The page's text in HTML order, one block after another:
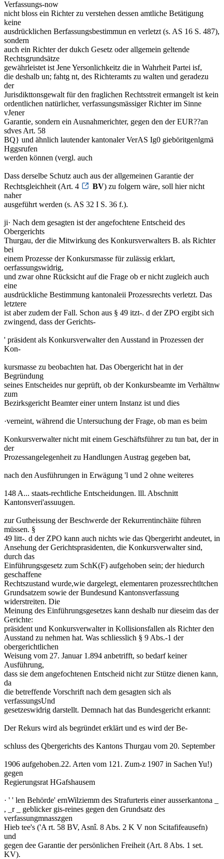
Verfassungs-now
nicht bloss ein Richter zu verstehen dessen amtliche Betätigung
keine
ausdrücklichen Berfassungsbestimmun en verletzt (s. AS 16 S. 487),
sondern
auch ein Richter der dukch Gesetz oder allgemein geltende
Rechtsgrundsätze
gewährleistet ist Jene Yersonlichkeitz die in Wahrheit Partei isf,
die deshalb un; fahtg nt, des Richteramts zu walten und geradezu
der
Jurisdikttonsgewalt für den fraglichen Rechtsstreit ermangelt ist kein
ordentlichen natürlicher, verfassungsmässiger Richter im Sinne
vJener
Garantie, sondern ein Ausnahmerichter, gegen den der EUR??an
sdves Art. 58
BQ} und ähnlich lautender kantonaler VerAS Ig0 gieböritgenlgmä
Hggsrufen
werden können (vergl. auch
Dass derselbe Schutz auch aus der allgemeinen Garantie der
Rechtsgleichheit (Art. 4
BV) zu folgern wäre, soll hier nicht
naher
ausgeführt werden (s. AS 32 I S. 36 f.).
ji· Nach dem gesagten ist der angefochtene Entscheid des
Obergerichts
Thurgau, der die Mitwirkung des Konkursverwalters B. als Richter
bei
einem Prozesse der Konkursmasse für zulässig erklart,
oerfassungswidrig,
und zwar ohne Rücksicht auf die Frage ob er nicht zugleich auch
eine
ausdrückliche Bestimmung kantonaleii Prozessrechts verletzt. Das
letztere
ist aber zudem der Fall. Schon aus § 49 itzt-. d der ZPO ergibt sich
zwingend, dass der Gerichts-
' präsident als Konkursverwalter den Ausstand in Prozessen der
Kon-
kursmasse zu beobachten hat. Das Obergericht hat in der
Begründung
seines Entscheides nur geprüft, ob der Konkursbeamte im Verhältnw
zum
Bezirksgericht Beamter einer untern Instanz ist und dies
·verneint, während die Untersuchung der Frage, ob man es beim
Konkursverwalter nicht mit einem Geschäftsführer zu tun bat, der in
der
Prozessangelegenheit zu Handlungen Austrag gegeben bat,
nach den Ausführungen in Erwägung 'l und 2 ohne weiteres
148 A... staats-rechtliche Entscheidungen. lll. Abschnitt
Kantonsveri'assuugen.
zur Gutheissung der Beschwerde der Rekurrentinchäite führen
müssen. §
49 litt-. d der ZPO kann auch nichts wie das Qbergerirht andeutet, in
Ansehung der Gerichtsprasidenten, die Konkursverwalter sind,
durch das
Einführungsgesetz zum SchK(F) aufgehoben sein; der hiedurch
geschaffene
Rechtszustand wurde,wie dargelegt, elementaren prozessrechtltchen
Grundsatzem sowie der Bundesund Kantonsverfassung
widerstreiten. Die
Meinung des Einführungsgesetzes kann deshalb nur dieseim das der
Gerichte:
präsident und Konkursverwalter in Kollisionsfallen als Richter den
Ausstand zu nehmen hat. Was schliesslich § 9 Abs.-1 der
obergerichtlichen
Weisung vom 27. Januar 1.894 anbetrifft, so bedarf keiner
Ausführung,
dass sie dem angefochtenen Entscheid nicht zur Stütze dienen kann,
da
die betreffende Vorschrift nach dem gesagten sich als
verfassungsUnd
gesetzeswidrig darstellt. Demnach hat das Bundesgericht erkannt:
Der Rekurs wird als begründet erklärt und es wird der Be-
schluss des Qbergerichts des Kantons Thurgau vom 20. September
1906 aufgehoben.22. Arten vom 121. Zum-z 1907 in Sachen Yu!)
gegen
Regierungsrat HGafshausem
· ' ' len Behörde' ernWilziemm des Strafurteris einer ausserkantona _
, _r _ geblicker gis-reines gegen den Grundsatz des
verfassungmnasszgen
Hieb tee's ('A rt. 58 BV, Asnî. 8 Abs. 2 K V non Scitafifeausefn)
und
gegen dee Garantie der persönlichen Freiheit (Art. 8 Abs. 1 set.
KV).